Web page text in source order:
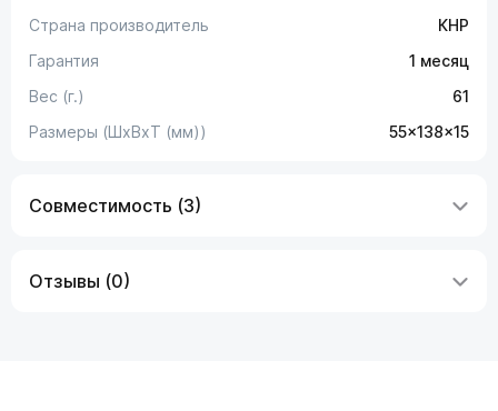
Страна производитель
КНР
Гарантия
1 месяц
Вес (г.)
61
Размеры (ШxВxТ (мм))
55x138x15
Совместимость (3)
Отзывы (0)